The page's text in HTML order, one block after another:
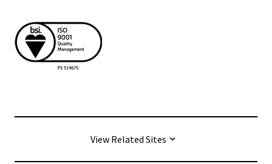
View Related Sites